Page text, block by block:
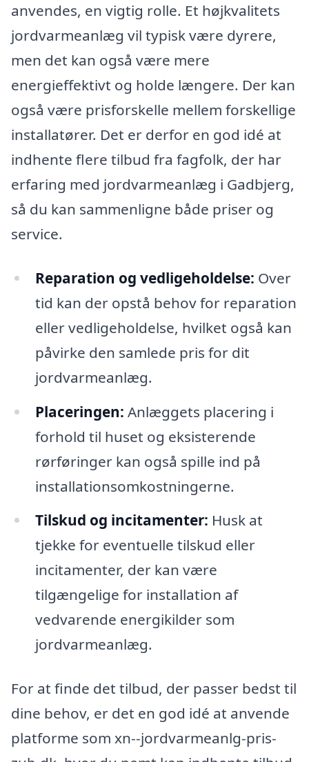
anvendes, en vigtig rolle. Et højkvalitets
jordvarmeanlæg vil typisk være dyrere,
men det kan også være mere
energieffektivt og holde længere. Der kan
også være prisforskelle mellem forskellige
installatører. Det er derfor en god idé at
indhente flere tilbud fra fagfolk, der har
erfaring med jordvarmeanlæg i Gadbjerg,
så du kan sammenligne både priser og
service.
Reparation og vedligeholdelse: Over
tid kan der opstå behov for reparation
eller vedligeholdelse, hvilket også kan
påvirke den samlede pris for dit
jordvarmeanlæg.
Placeringen: Anlæggets placering i
forhold til huset og eksisterende
rørføringer kan også spille ind på
installationsomkostningerne.
Tilskud og incitamenter: Husk at
tjekke for eventuelle tilskud eller
incitamenter, der kan være
tilgængelige for installation af
vedvarende energikilder som
jordvarmeanlæg.
For at finde det tilbud, der passer bedst til
dine behov, er det en god idé at anvende
platforme som xn--jordvarmeanlg-pris-